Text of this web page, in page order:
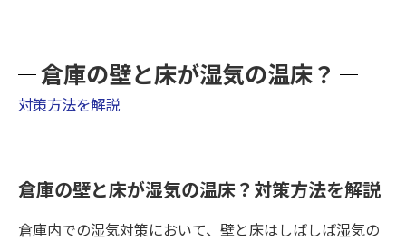
倉庫の壁と床が湿気の温床？
対策方法を解説
倉庫の壁と床が湿気の温床？対策方法を解説
倉庫内での湿気対策において、壁と床はしばしば湿気の